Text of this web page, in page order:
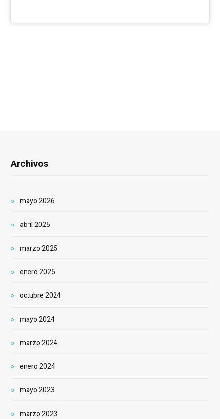
Archivos
mayo 2026
abril 2025
marzo 2025
enero 2025
octubre 2024
mayo 2024
marzo 2024
enero 2024
mayo 2023
marzo 2023